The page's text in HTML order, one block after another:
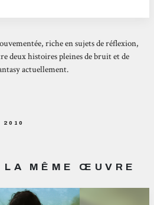
riche en sujets de réflexion,
deux histoires pleines de bruit et de
actuellement.
2010
LA MÊME ŒUVRE